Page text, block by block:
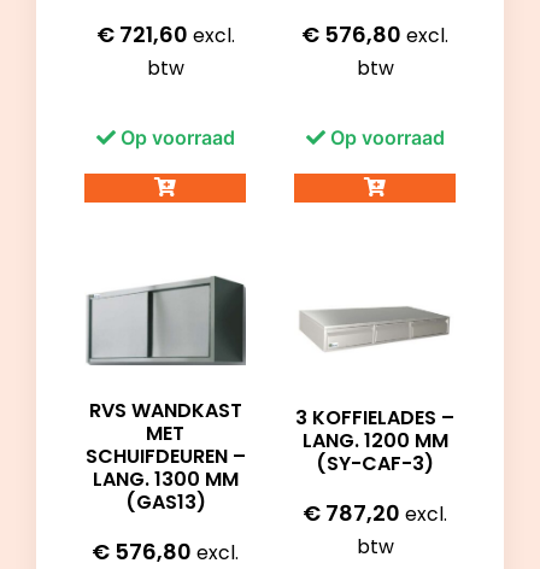
€721,60 excl.
btw
Op voorraad
€ 576,80 excl.
btw
Op voorraad
RVS WANDKAST
MET
SCHUIFDEUREN –
LANG. 1300 MM
(GAS13)
€ 576,80 excl.
3 KOFFIELADES –
LANG. 1200 MM
(SY-CAF-3)
€ 787,20 excl.
btw